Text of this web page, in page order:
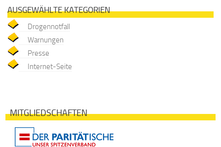
AUSGEWÄHLTE KATEGORIEN
Drogennotfall
Warnungen
Presse
Internet-Seite
MITGLIEDSCHAFTEN